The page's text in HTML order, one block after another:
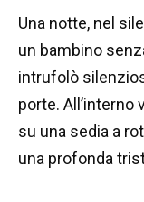
Una notte, nel
un bambino
intrufolò
porte. All’interno
su una sedia a
una profonda